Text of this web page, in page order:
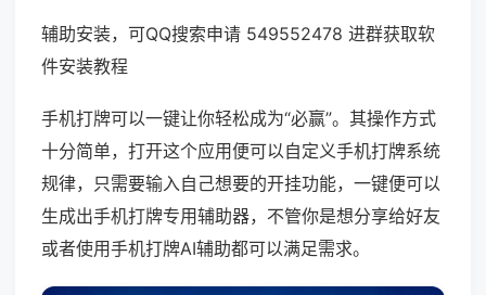
辅助安装，可QQ搜索申请 549552478 进群获取软
件安装教程
手机打牌可以一键让你轻松成为“必赢”。其操作方式
十分简单，打开这个应用便可以自定义手机打牌系统
规律，只需要输入自己想要的开挂功能，一键便可以
生成出手机打牌专用辅助器，不管你是想分享给好友
或者使用手机打牌AI辅助都可以满足需求。